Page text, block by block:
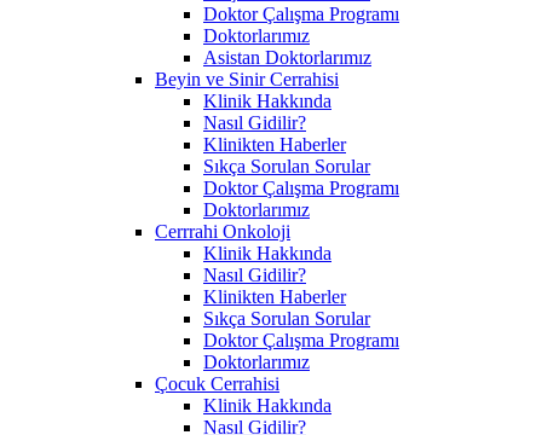
Doktor Çalışma Programı
Doktorlarımız
Asistan Doktorlarımız
Beyin ve Sinir Cerrahisi
Klinik Hakkında
Nasıl Gidilir?
Klinikten Haberler
Sıkça Sorulan Sorular
Doktor Çalışma Programı
Doktorlarımız
Cerrrahi Onkoloji
Klinik Hakkında
Nasıl Gidilir?
Klinikten Haberler
Sıkça Sorulan Sorular
Doktor Çalışma Programı
Doktorlarımız
Çocuk Cerrahisi
Klinik Hakkında
Nasıl Gidilir?